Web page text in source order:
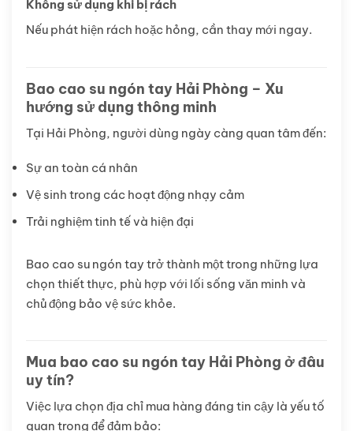
Không sử dụng khi bị rách
Nếu phát hiện rách hoặc hỏng, cần thay mới ngay.
Bao cao su ngón tay Hải Phòng – Xu
hướng sử dụng thông minh
Tại Hải Phòng, người dùng ngày càng quan tâm đến:
Sự an toàn cá nhân
Vệ sinh trong các hoạt động nhạy cảm
Trải nghiệm tinh tế và hiện đại
Bao cao su ngón tay trở thành một trong những lựa
chọn thiết thực, phù hợp với lối sống văn minh và
chủ động bảo vệ sức khỏe.
Mua bao cao su ngón tay Hải Phòng ở đâu
uy tín?
Việc lựa chọn địa chỉ mua hàng đáng tin cậy là yếu tố
quan trọng để đảm bảo: